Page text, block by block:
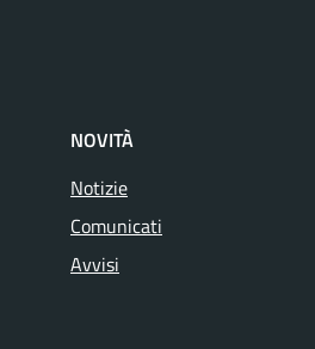
NOVITÀ
Notizie
Comunicati
Avvisi